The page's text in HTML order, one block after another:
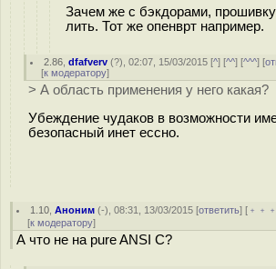
Зачем же с бэкдорами,
лить. Тот же опенврт например.
2.86 ,dfafverv (?), 02:07, 15/03/2015 [^] [^^] [^^^] [
[к модератору]
> А область применения у него какая?
Убеждение чудаков в возможности
безопасный инет ессно.
1.10 ,Аноним (-), 08:31, 13/03/2015 [ответить] [
[к модератору]
А что не на pure ANSI C?